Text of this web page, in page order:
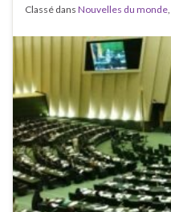
Classé dans Nouvelles du monde,